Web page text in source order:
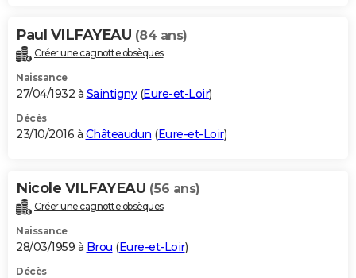
Paul VILFAYEAU (84 ans)
Créer une cagnotte obsèques
Naissance
27/04/1932 à Saintigny(Eure-et-Loir)
Décès
23/10/2016 à Châteaudun (Eure-et-Loir)
Nicole VILFAYEAU (56 ans)
Créer une cagnotte obsèques
Naissance
28/03/1959 à Brou (Eure-et-Loir)
Décès